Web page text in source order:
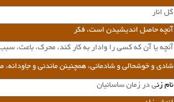
گل انار
آنچه حاصل اندیشیدن است، فکر
آنچه یا آن که کسی را وادار به کار کند، محرک، باعث،
شادی و خوشحالی و شادمانی، همچنینن ماندنی و جاودانه،
نام زنی در زمان ساسانیان